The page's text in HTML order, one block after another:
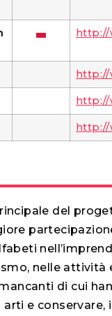
http://
http://
http://
http://
del
nelle attività
di cui
e conservare,